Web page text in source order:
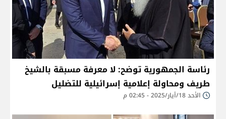
رئاسة الجمهورية توضح: لا معرفة مسبقة بالشيخ
طريف ومحاولة إعلامية إسرائيلية للتضليل
الأحد 18/أيار/2025 - 02:45 م